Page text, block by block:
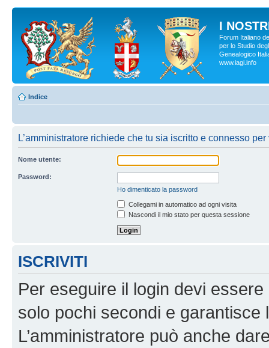
I
Forum Italiano
per lo Studio
Genealogico
www.iagi.info
Indice
L’amministratore richiede che tu sia iscritto e connesso
Nome utente:
Password:
Ho dimenticato la password
Collegami in automatico ad ogni visita
Nascondi il mio stato per questa sessione
ISCRIVITI
Per eseguire il login devi
solo pochi secondi e garantisce
L’amministratore può anche